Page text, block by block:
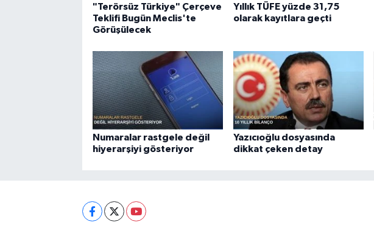
"Terörsüz Türkiye" Çerçeve
Teklifi Bugün Meclis'te
Görüşülecek
Yıllık TÜFE yüzde 31,75
olarak kayıtlara geçti
Numaralar rastgele değil
hiyerarşiyi gösteriyor
Yazıcıoğlu dosyasında
dikkat çeken detay